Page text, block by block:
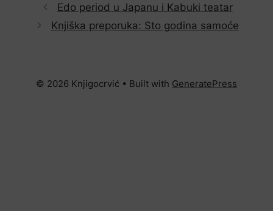
Edo period u Japanu i Kabuki teatar
Knjiška preporuka: Sto godina samoće
© 2026 Knjigocrvić • Built with GeneratePress